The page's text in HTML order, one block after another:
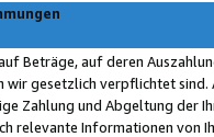
Beträge, auf deren
wir gesetzlich verpflichtet
Zahlung und Abgeltung der
relevante Informationen von